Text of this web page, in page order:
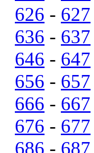
626 - 627
636 - 637
646 - 647
656 - 657
666 - 667
676 - 677
686 - 687